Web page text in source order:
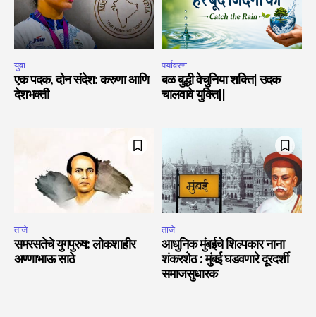
युवा
एक पदक, दोन संदेश: करुणा आणि
देशभक्ती
पर्यावरण
बळ बुद्धी वेचुनिया शक्ति| उदक
चालवावे युक्ति||
ताजे
समरसतेचे युगपुरुष: लोकशाहीर
अण्णाभाऊ साठे
ताजे
आधुनिक मुंबईचे शिल्पकार नाना
शंकरशेठ : मुंबई घडवणारे दूरदर्शी
समाजसुधारक